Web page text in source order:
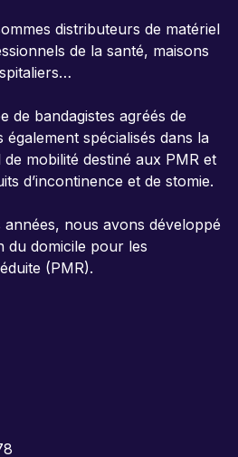
distributeurs de matériel
de la santé, maisons
de bandagistes agréés de
également spécialisés dans la
mobilité destiné aux PMR et
d’incontinence et de stomie.
années, nous avons développé
du domicile pour les
(PMR).